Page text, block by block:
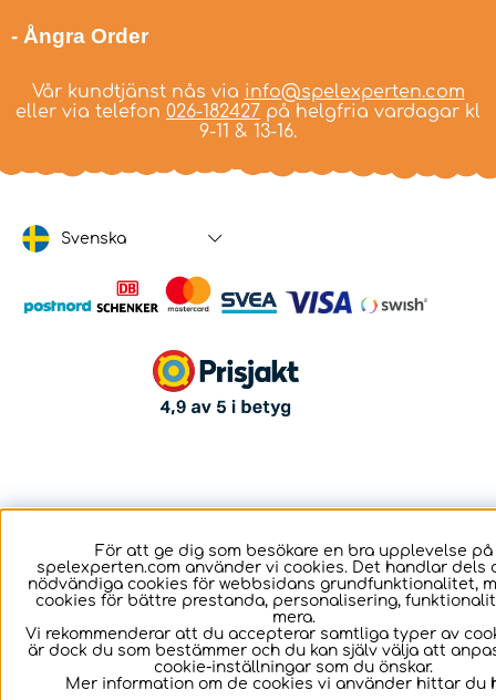
- Ångra Order
Vår kundtjänst nås via info@spelexperten.com
eller via telefon 026-182427 på helgfria vardagar kl
9-11 & 13-16.
Svenska
För att ge dig som besökare en bra upplevelse på
spelexperten.com använder vi cookies. Det handlar dels
nödvändiga cookies för webbsidans grundfunktionalitet,
cookies för bättre prestanda, personalisering,
mera.
Vi rekommenderar att du accepterar samtliga typer av
är dock du som bestämmer och du kan själv välja att
cookie-inställningar som du önskar.
Mer information om de cookies vi använder hittar du